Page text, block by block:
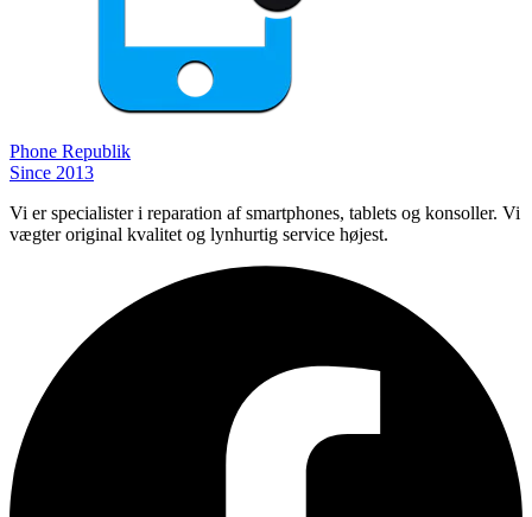
Phone Republik
Since 2013
Vi er specialister i reparation af smartphones, tablets og konsoller. Vi
vægter original kvalitet og lynhurtig service højest.